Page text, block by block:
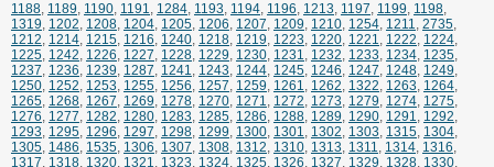
1188, 1189, 1190, 1191, 1284, 1193, 1194, 1196, 1213, 1197, 1199, 1198,
1319, 1202, 1208, 1204, 1205, 1206, 1207, 1209, 1210, 1254, 1211, 2735,
1212, 1214, 1215, 1216, 1240, 1218, 1219, 1223, 1220, 1221, 1222, 1224,
1225, 1242, 1226, 1227, 1228, 1229, 1230, 1231, 1232, 1233, 1234, 1235,
1237, 1236, 1239, 1287, 1241, 1243, 1244, 1245, 1246, 1247, 1248, 1249,
1250, 1252, 1253, 1255, 1256, 1257, 1259, 1261, 1262, 1322, 1263, 1264,
1265, 1268, 1267, 1269, 1278, 1270, 1271, 1272, 1273, 1279, 1274, 1275,
1276, 1277, 1282, 1280, 1283, 1285, 1286, 1288, 1289, 1290, 1291, 1292,
1293, 1295, 1296, 1297, 1298, 1299, 1300, 1301, 1302, 1303, 1315, 1304,
1305, 1486, 1535, 1306, 1307, 1308, 1312, 1310, 1313, 1311, 1314, 1316,
1317, 1318, 1320, 1321, 1323, 1324, 1325, 1326, 1327, 1329, 1328, 1330,